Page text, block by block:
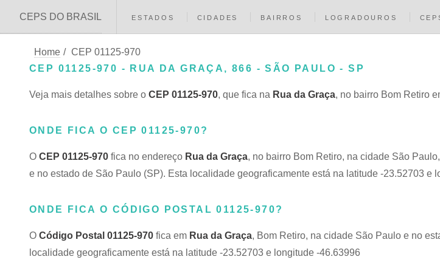
CEPS DO BRASIL ESTADOS CIDADES BAIRROS LOGRADOUROS
Home / CEP 01125-970
CEP 01125-970 - RUA DA GRAÇA, 866 - SÃO PAULO - SP
Veja mais detalhes sobre o CEP 01125-970, que fica na Rua da Graça, no bairro Bom Retiro
ONDE FICA O CEP 01125-970?
O CEP 01125-970 fica no endereço Rua da Graça, no bairro Bom Retiro, na cidade São
e no estado de São Paulo (SP). Esta localidade geograficamente está na latitude -23.52703 e
ONDE FICA O CÓDIGO POSTAL 01125-970?
O Código Postal 01125-970 fica em Rua da Graça, Bom Retiro, na cidade São Paulo e no
localidade geograficamente está na latitude -23.52703 e longitude -46.63996